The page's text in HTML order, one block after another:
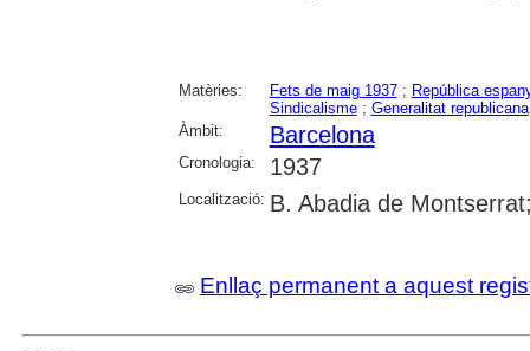
Matèries: Fets de maig 1937; República
Sindicalisme; Generalitat republicana
Àmbit:
Barcelona
Cronologia: 1937
Localització: B. Abadia de
Enllaç permanent a aquest